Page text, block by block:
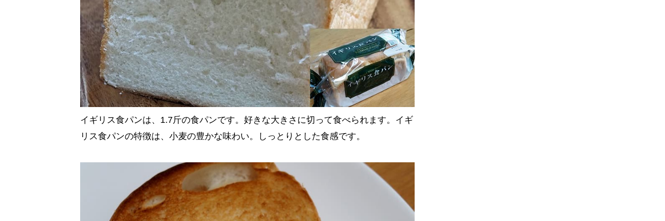
イギリス食パンは、1.7斤の食パンです。好きな大きさに切って食べられます。イギ
リス食パンの特徴は、小麦の豊かな味わい。しっとりとした食感です。